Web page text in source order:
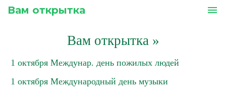
Вам открытка menu
Вам открытка»
1 октября Междунар. день пожилых людей
1 октября Международный день музыки